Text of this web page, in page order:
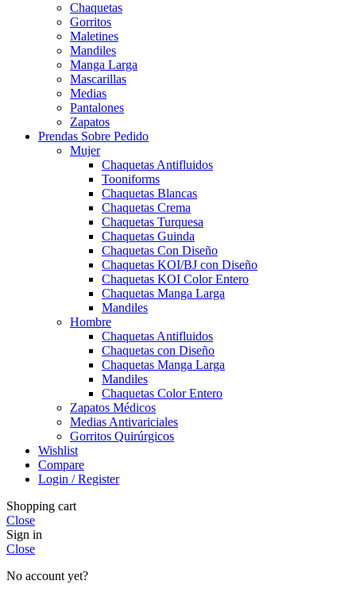
Chaquetas
Gorritos
Maletines
Mandiles
Manga Larga
Mascarillas
Medias
Pantalones
Zapatos
Prendas Sobre Pedido
Mujer
Chaquetas Antifluidos
Tooniforms
Chaquetas Blancas
Chaquetas Crema
Chaquetas Turquesa
Chaquetas Guinda
Chaquetas Con Diseño
Chaquetas KOI/BJ con Diseño
Chaquetas KOI Color Entero
Chaquetas Manga Larga
Mandiles
Hombre
Chaquetas Antifluidos
Chaquetas con Diseño
Chaquetas Manga Larga
Mandiles
Chaquetas Color Entero
Zapatos Médicos
Medias Antivariciales
Gorritos Quirúrgicos
Wishlist
Compare
Login / Register
Shopping cart
Close
Sign in
Close
No account yet?